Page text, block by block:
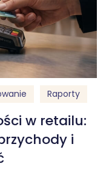
Raporty
w retailu:
i